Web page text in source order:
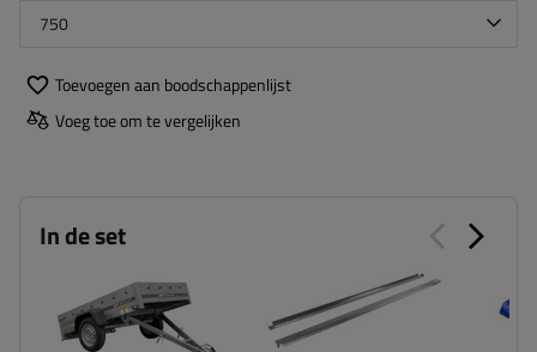
750
Toevoegen aan boodschappenlijst
Voeg toe om te vergelijken
In de set